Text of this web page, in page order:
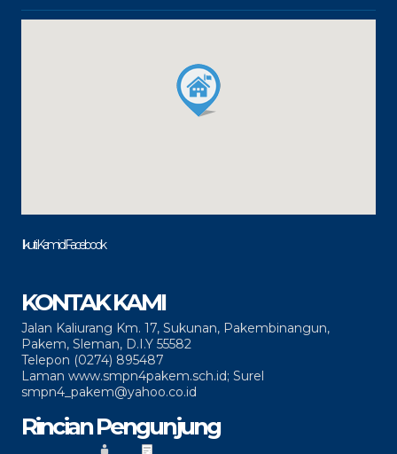
Ikuti Kami di Facebook
KONTAK KAMI
Jalan Kaliurang Km. 17, Sukunan, Pakembinangun,
Pakem, Sleman, D.I.Y 55582
Telepon (0274) 895487
Laman www.smpn4pakem.sch.id; Surel
smpn4_pakem@yahoo.co.id
Rincian Pengunjung